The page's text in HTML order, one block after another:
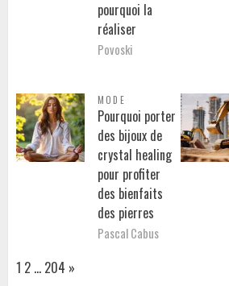
pourquoi la
réaliser
Povoski
MODE
Pourquoi porter
des bijoux de
crystal healing
pour profiter
des bienfaits
des pierres
Pascal Cabus
Page:
1 2 … 204 Next
»